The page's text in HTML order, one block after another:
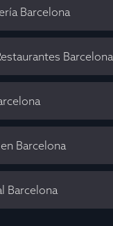
Barcelona
Barcelona
Barcelona
Barcelona